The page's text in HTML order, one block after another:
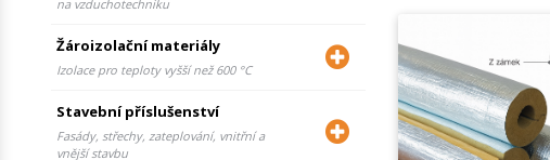
na vzduchotechniku
Žároizolační materiály
Izolace pro teploty vyšší než 600 °C
Stavební příslušenství
Fasády, střechy, zateplování, vnitřní a
vnější stavbu